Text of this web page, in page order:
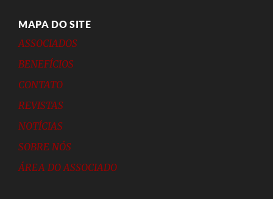
MAPA DO SITE
ASSOCIADOS
BENEFÍCIOS
CONTATO
REVISTAS
NOTÍCIAS
SOBRE NÓS
ÁREA DO ASSOCIADO